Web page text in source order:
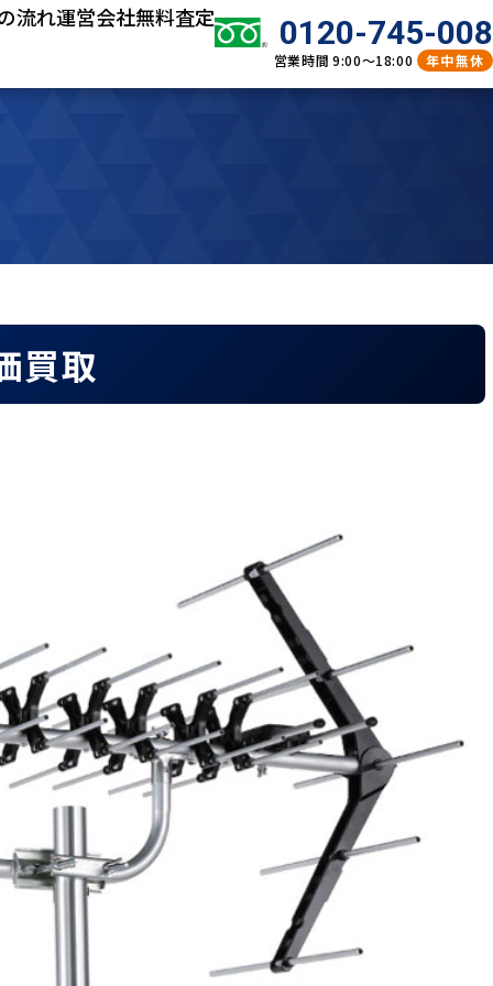
流れ運営会社無料査定 0120-745-008
営業時間 9:00～18:00 年中無休
買取